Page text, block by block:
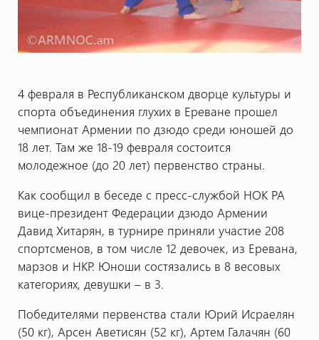
4 февраля в Республиканском дворце культуры и
спорта объединения глухих в Ереване прошел
чемпионат Армении по дзюдо среди юношей до
18 лет. Там же 18-19 февраля состоится
молодежное (до 20 лет) первенство страны.
Как сообщил в беседе с пресс-службой НОК РА
вице-президент Федерации дзюдо Армении
Давид Хитарян, в турнире приняли участие 208
спортсменов, в том числе 12 девочек, из Еревана,
марзов и НКР. Юноши состязались в 8 весовых
категориях, девушки – в 3.
Победителями первенства стали Юрий Исраелян
(50 кг), Арсен Аветисян (52 кг), Артем Галачян (60